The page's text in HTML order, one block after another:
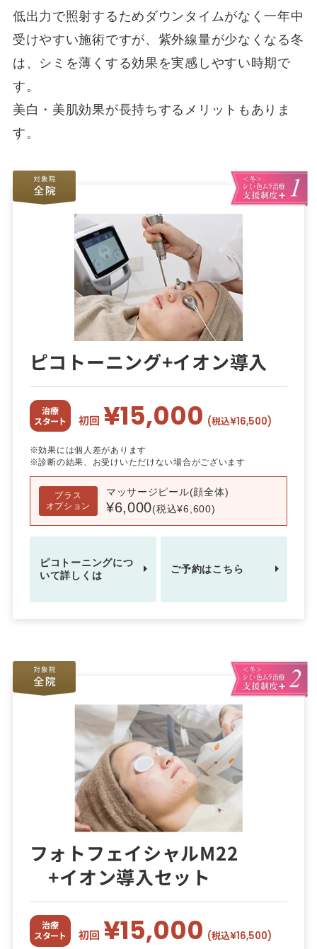
低出力で照射するためダウンタイムがなく一年中
受けやすい施術ですが、紫外線量が少なくなる冬
は、シミを薄くする効果を実感しやすい時期で
す。
美白・美肌効果が長持ちするメリットもありま
す。
ピコトーニング+イオン導入
治療
スタート
初回 ¥15,000 (税込¥16,500)
※効果には個人差があります
※診断の結果、お受けいただけない場合がございます
プラス
オプション
マッサージピール(顔全体)
¥6,000(税込¥6,600)
ピコトーニングにつ
いて詳しくは
ご予約はこちら
フォトフェイシャルM22
+イオン導入セット
治療
スタート
初回 ¥15,000 (税込¥16,500)